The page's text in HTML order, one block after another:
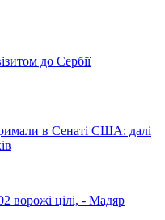
до Сербії
в Сенаті США: далі
ворожі цілі, - Мадяр